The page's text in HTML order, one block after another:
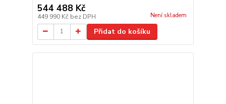
544 488 Kč
449 990 Kč bez DPH Není skladem
Přidat do košíku